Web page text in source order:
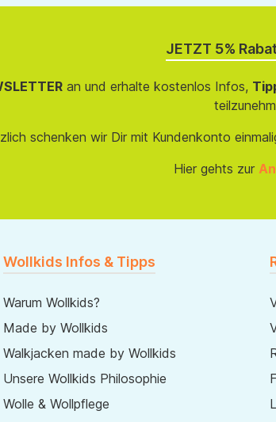
JETZT 5%
an und erhalte kostenlos Infos,
schenken wir Dir mit Kundenkonto
Hier gehts zur
Wollkids Infos & Tipps
Warum Wollkids?
Made by Wollkids
Walkjacken made by Wollkids
Unsere Wollkids Philosophie
Wolle & Wollpflege